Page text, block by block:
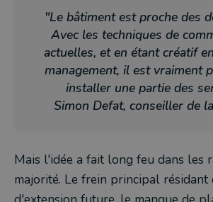
"Le bâtiment est proche des
Avec les techniques de
actuelles, et en étant créatif
management, il est vraiment
installer une partie des
Simon Defat, conseiller de
Mais l'idée a fait long feu dans les
majorité. Le frein principal résidant